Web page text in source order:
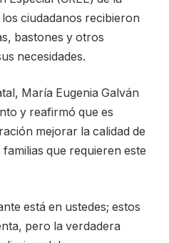
ciudadanos recibieron
bastones y otros
necesidades.
María Eugenia Galván
y reafirmó que es
mejorar la calidad de
que requieren este
está en ustedes; estos
pero la verdadera